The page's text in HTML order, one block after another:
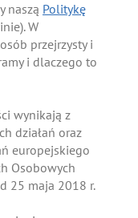
naszą Politykę
W
przejrzysty i
i dlaczego to
wynikają z
działań oraz
europejskiego
Osobowych
25 maja 2018 r.